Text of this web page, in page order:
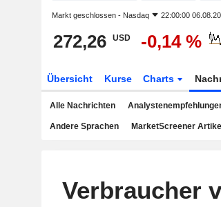
Markt geschlossen - Nasdaq 22:00:00
272,26 USD -0,14 %
Übersicht Kurse Charts
Alle Nachrichten
Andere Sprachen MarketScreener Artikel
Verbraucher